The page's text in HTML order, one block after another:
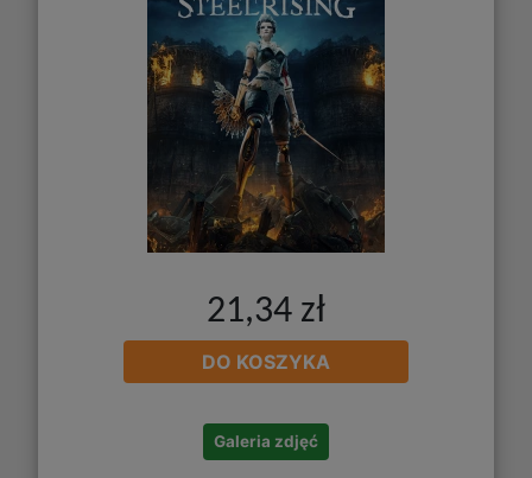
21,34 zł
DO KOSZYKA
Galeria zdjęć